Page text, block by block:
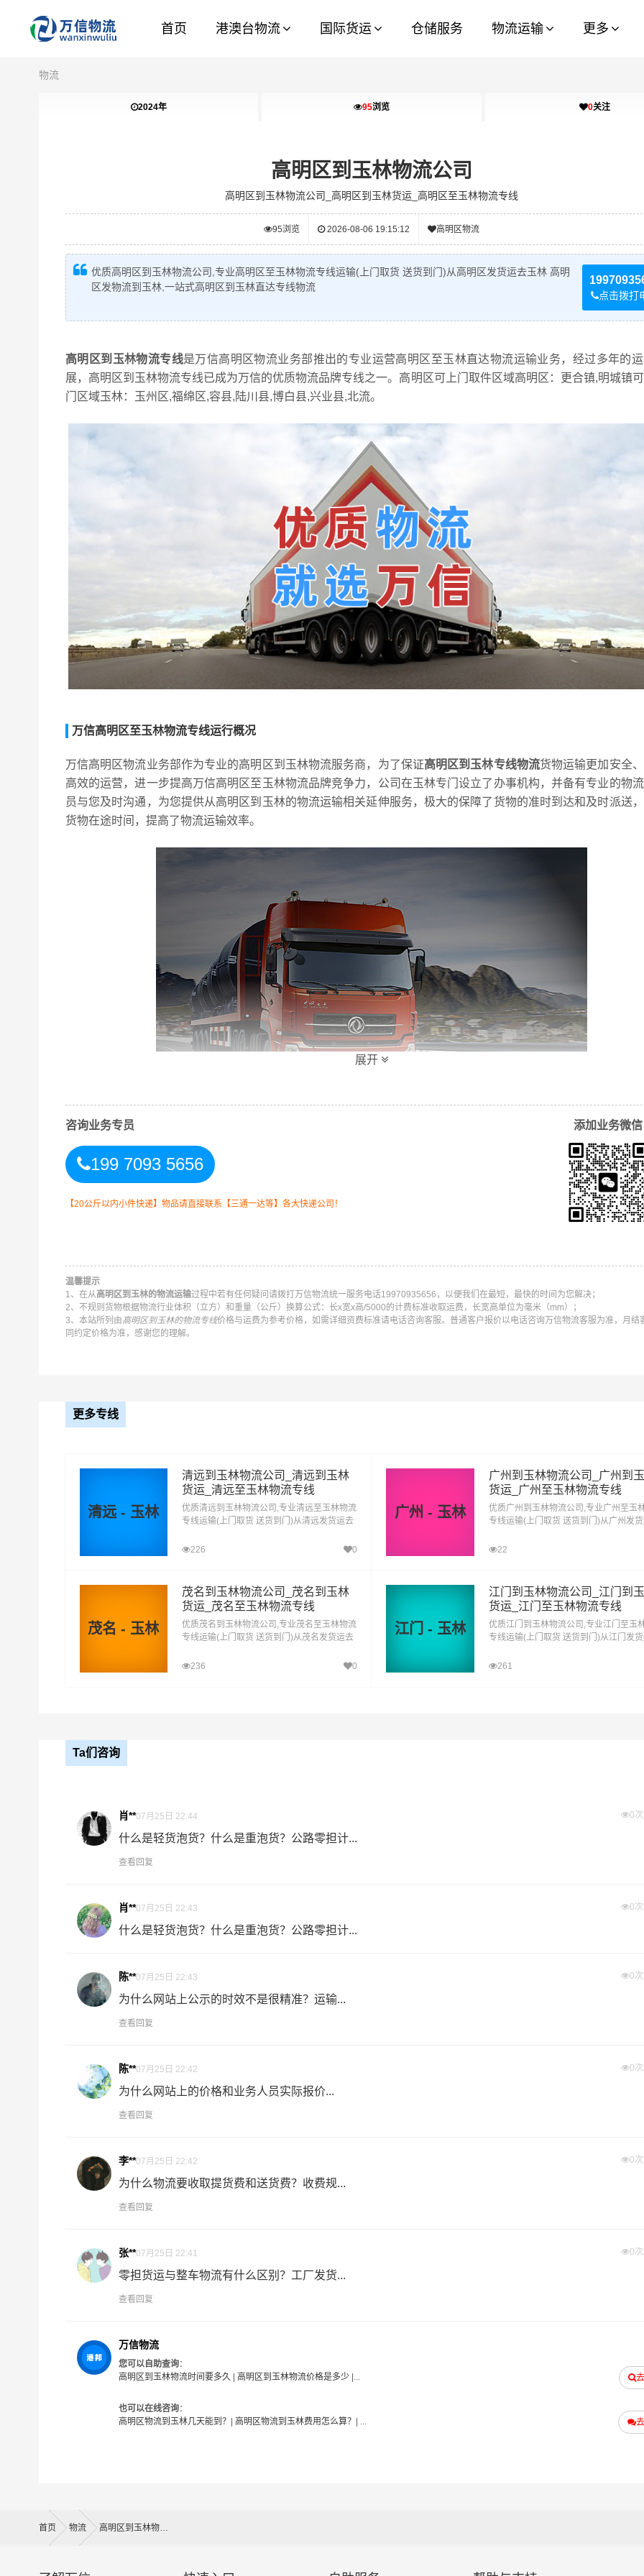
首页 港澳台物流 国际货运 仓储服务 物流运输 更多
物流
2024年 95浏览 0关注
高明区到玉林物流公司
高明区到玉林物流公司_高明区到玉林货运_高明区至玉林物流专线
95浏览 2026-08-06 19:15:12 高明区物流
点击拨打
优质高明区到玉林物流公司,专业高明区至玉林物流专线运输(上门取货 送货到门)从高明区发货运去玉林 高明
区发物流到玉林,一站式高明区到玉林直达专线物流
高明区到玉林物流专线是万信高明区物流业务部推出的专业运营高明区至玉林直达物流运输业务，经过多年的
展，高明区到玉林物流专线已成为万信的优质物流品牌专线之一。高明区可上门取件区域高明区：更合镇,明城镇可
门区域玉林：玉州区,福绵区,容县,陆川县,博白县,兴业县,北流。
万信高明区至玉林物流专线运行概况
万信高明区物流业务部作为专业的高明区到玉林物流服务商，为了保证高明区到玉林专线物流货物运输更加安全、
高效的运营，进一步提高万信高明区至玉林物流品牌竞争力，公司在玉林专门设立了办事机构，并备有专业的物
员与您及时沟通，为您提供从高明区到玉林的物流运输相关延伸服务，极大的保障了货物的准时到达和及时派送
货物在途时间，提高了物流运输效率。
万信高明区到玉林专线物流运输方式
同时，为了方便广大客户从高明区物流到玉林的不同运输时效和物流成本要求， 高明区到玉林物流多种
万信高明区到玉林物流公司平台优势
万信在更合镇,明城镇等地具有优势的物流网络资源，依靠玉州区,福绵区,容县,陆川县,博白县,兴业县,北流为转运中
门，货物打包，门到门运输等物流相关增值服务，同时在行业内率先开通高明区至玉林的物流专线运输业务，简化
汽运
元/票
高明区
送货
区域
玉林
玉州区,福绵区,容县,陆川县,博白县,兴业县,北流
2、以上高明区至玉林物流价格仅为零担散货报价、且时间具有时效性，随季节变动或货物规格略有浮动！
怎么计算专线运输费用？
专线运输费用的计算方式为：单价货物乘以重量或者体积。先确定货物性质，货物性质可分为重货、重泡货、泡货
什么是提货费用（也称接货费、取货费、上门提货费）？
物流公司安排车辆上门把货物运送到专线运输商进行配载过程中产生的费用称为提货费。提货过程是发货时很重
节，要确认件数、重量、体积、包装、收货信息等物流基本信息。
即送货上门费用。物流公司安排车辆把货物从玉林物流集散地运送到指定的收货地点，期间产生的费用称为送货费
- 万信物流高明区物流业务部秉承“用心呵护，值得托付”的服务理念，凭借高明区至玉林物流的优质平台，始终致力
物流相关问题。当然，还有很多优秀的
也提供从高明区发物流到玉林的运输服务，您也可以多多咨询，找
您的物流服务商。
展开
咨询业务专员
199 7093 5656
【20公斤以内小件快递】物品请直接联系【三通一达等】各大快递公司！
添加业务微信
温馨提示
1、在从高明区到玉林的物流运输过程中若有任何疑问请拨打万信物流统一服务电话19970935656，以便我们在最短，最快的时间为您解决；
2、不规则货物根据物流行业体积（立方）和重量（公斤）换算公式：长x宽x高/5000的计费标准收取运费，长宽高单位为毫米（mm）；
3、本站所列由高明区到玉林的物流专线价格与运费为参考价格，如需详细资费标准请电话咨询客服。普通客户报价以电话咨询万信物流客服为准，月结
同约定价格为准，感谢您的理解。
更多专线
清远 - 玉林
清远到玉林物流公司_清远到玉林
货运_清远至玉林物流专线
优质清远到玉林物流公司,专业清远至玉林物流
专线运输(上门取货 送货到门)从清远发货运去
达专线物流
226 0
广州 - 玉林
广州到玉林物流公司_广州到
货运_广州至玉林物流专线
优质广州到玉林物流公司,专业广州至玉
专线运输(上门取货 送货到门)从广州发
达专线物流
22
茂名 - 玉林
茂名到玉林物流公司_茂名到玉林
货运_茂名至玉林物流专线
优质茂名到玉林物流公司,专业茂名至玉林物流
专线运输(上门取货 送货到门)从茂名发货运去
达专线物流
236 0
江门 - 玉林
江门到玉林物流公司_江门到
货运_江门至玉林物流专线
优质江门到玉林物流公司,专业江门至玉
专线运输(上门取货 送货到门)从江门发
达专线物流
261
Ta们咨询
肖**07月25日 22:44 0次
什么是轻货泡货？什么是重泡货？公路零担计...
查看回复
肖**07月25日 22:43 0次
什么是轻货泡货？什么是重泡货？公路零担计...
陈**07月25日 22:43 0次
为什么网站上公示的时效不是很精准？运输...
查看回复
陈**07月25日 22:42 0次
为什么网站上的价格和业务人员实际报价...
查看回复
李**07月25日 22:42 0次
为什么物流要收取提货费和送货费？收费规...
查看回复
张**07月25日 22:41 0次
零担货运与整车物流有什么区别？工厂发货...
查看回复
万信物流
您可以自助查询：
高明区到玉林物流时间要多久
高明区到玉林物流价格是多少|...
也可以在线咨询：
高明区物流到玉林几天能到？
高明区物流到玉林费用怎么算？ | ...
首页 物流 高明区到玉林物流公司